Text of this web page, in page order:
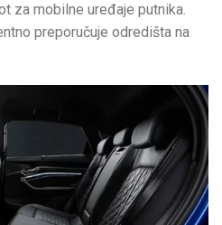
za mobilne uređaje putnika.
preporučuje odredišta na